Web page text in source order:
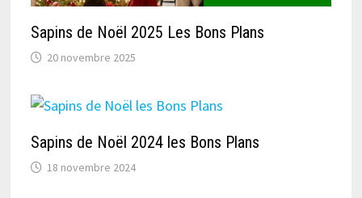
Sapins de Noël 2025 Les Bons Plans
20 novembre 2025
Sapins de Noël 2024 les Bons Plans
18 novembre 2024